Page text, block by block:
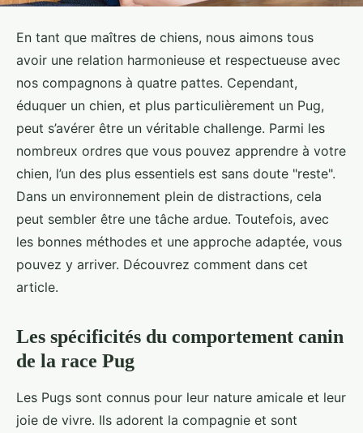
En tant que maîtres de chiens, nous aimons tous
avoir une relation harmonieuse et respectueuse avec
nos compagnons à quatre pattes. Cependant,
éduquer un chien, et plus particulièrement un Pug,
peut s’avérer être un véritable challenge. Parmi les
nombreux ordres que vous pouvez apprendre à votre
chien, l’un des plus essentiels est sans doute "reste".
Dans un environnement plein de distractions, cela
peut sembler être une tâche ardue. Toutefois, avec
les bonnes méthodes et une approche adaptée, vous
pouvez y arriver. Découvrez comment dans cet
article.
Les spécificités du comportement canin
de la race Pug
Les Pugs sont connus pour leur nature amicale et leur
joie de vivre. Ils adorent la compagnie et sont